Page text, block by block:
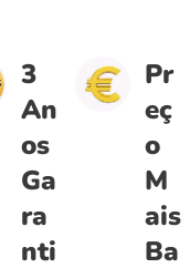
3
An
os
Ga
ra
nti
Pr
eç
o
M
ais
Ba